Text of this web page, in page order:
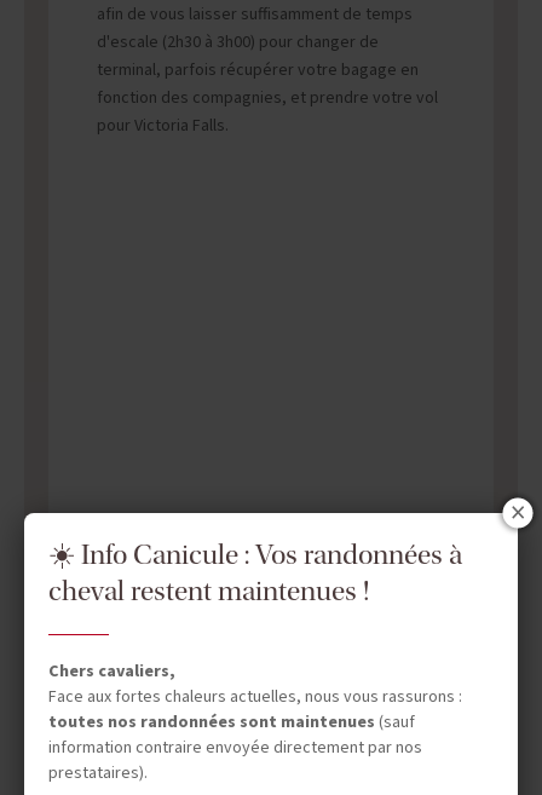
afin de vous laisser suffisamment de temps
d'escale (2h30 à 3h00) pour changer de
terminal, parfois récupérer votre bagage en
fonction des compagnies, et prendre votre vol
pour Victoria Falls.
☀️ Info Canicule : Vos randonnées à
cheval restent maintenues !
Chers cavaliers,
Face aux fortes chaleurs actuelles, nous vous rassurons :
toutes nos randonnées sont maintenues (sauf
information contraire envoyée directement par nos
prestataires).